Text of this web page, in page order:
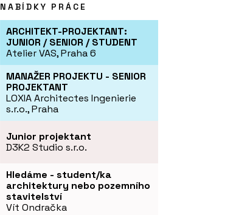
NABÍDKY PRÁCE
ARCHITEKT-PROJEKTANT:
JUNIOR / SENIOR / STUDENT
Atelier VAS, Praha 6
MANAŽER PROJEKTU - SENIOR
PROJEKTANT
LOXIA Architectes Ingenierie
s.r.o., Praha
Junior projektant
D3K2 Studio s.r.o.
Hledáme - student/ka
architektury nebo pozemního
stavitelství
Vít Ondračka